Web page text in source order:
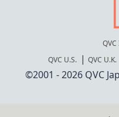
QVC U.S.
QVC U.K.
©2001 - 2026 QVC